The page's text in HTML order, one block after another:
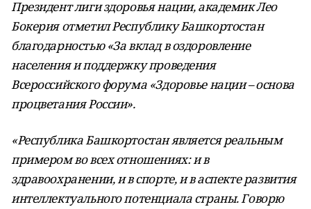
Президент лиги здоровья нации, академик Лео
Бокерия отметил Республику Башкортостан
благодарностью «За вклад в оздоровление
населения и поддержку проведения
Всероссийского форума «Здоровье нации – основа
процветания России».
«Республика Башкортостан является реальным
примером во всех отношениях: и в
здравоохранении, и в спорте, и в аспекте развития
интеллектуального потенциала страны. Говорю